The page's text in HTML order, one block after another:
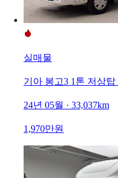
실매물
기아 봉고3 1톤 저상탑
24년 05월 · 33,037km
1,970만원